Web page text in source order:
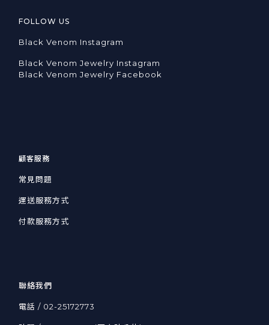
FOLLOW US
Black Venom Instagram
Black Venom Jewelry Instagram
Black Venom Jewelry Facebook
顧客服務
常見問題
運送服務方式
付款服務方式
聯絡我們
電話 / 02-25172773